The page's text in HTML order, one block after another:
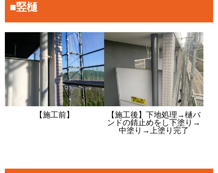
■竪樋
【施工前】
【施工後】下地処理→樋バ
ンドの錆止めをし下塗り→
中塗り→上塗り完了